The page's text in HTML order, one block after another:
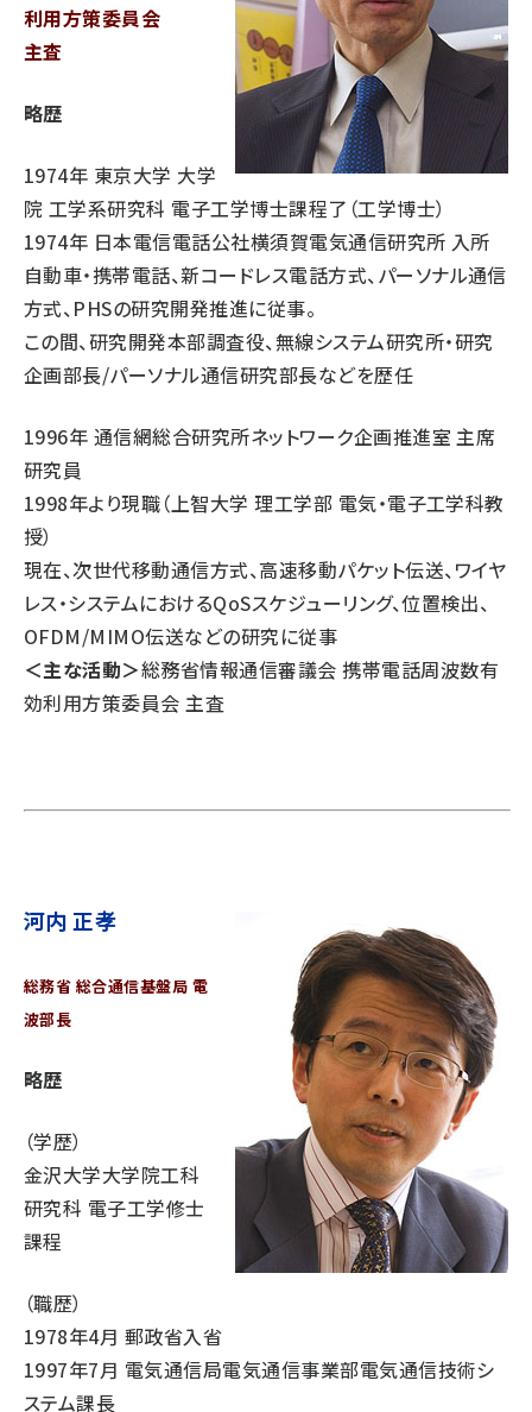
利用方策委員会
主査
略歴
1974年 東京大学 大学
院 工学系研究科 電子工学博士課程了（工学博士）
1974年 日本電信電話公社横須賀電気通信研究所 入所
自動車・携帯電話、新コードレス電話方式、パーソナル通信
方式、PHSの研究開発推進に従事。
この間、研究開発本部調査役、無線システム研究所・研究
企画部長/パーソナル通信研究部長などを歴任
1996年 通信網総合研究所ネットワーク企画推進室 主席
研究員
1998年より現職（上智大学 理工学部 電気・電子工学科教
授）
現在、次世代移動通信方式、高速移動パケット伝送、ワイヤ
レス・システムにおけるQoSスケジューリング、位置検出、
OFDM/MIMO伝送などの研究に従事
＜主な活動＞総務省情報通信審議会 携帯電話周波数有
効利用方策委員会 主査
河内 正孝
総務省 総合通信基盤局 電
波部長
略歴
（学歴）
金沢大学大学院工科
研究科 電子工学修士
課程
（職歴）
1978年4月 郵政省入省
1997年7月 電気通信局電気通信事業部電気通信技術シ
ステム課長